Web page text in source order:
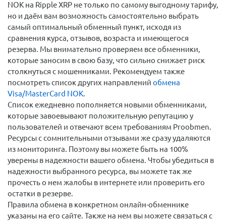
NOK на Ripple XRP не только по самому выгодному тарифу,
но и даём вам возможность самостоятельно выбрать
самый оптимальный обменный пункт, исходя из
сравнения курса, отзывов, возраста и имеющегося
резерва. Мы внимательно проверяем все обменники,
которые заносим в свою базу, что сильно снижает риск
столкнуться с мошенниками. Рекомендуем также
посмотреть список других направлений обмена
Visa/MasterCard NOK.
Список ежедневно пополняется новыми обменниками,
которые завоевывают положительную репутацию у
пользователей и отвечают всем требованиям Proobmen.
Ресурсы с сомнительными отзывами же сразу удаляются
из мониторинга. Поэтому вы можете быть на 100%
уверены в надежности вашего обмена. Чтобы убедиться в
надежности выбранного ресурса, вы можете так же
прочесть о нем жалобы в интернете или проверить его
остатки в резерве.
Правила обмена в конкретном онлайн-обменнике
указаны на его сайте. Также на нем вы можете связаться с